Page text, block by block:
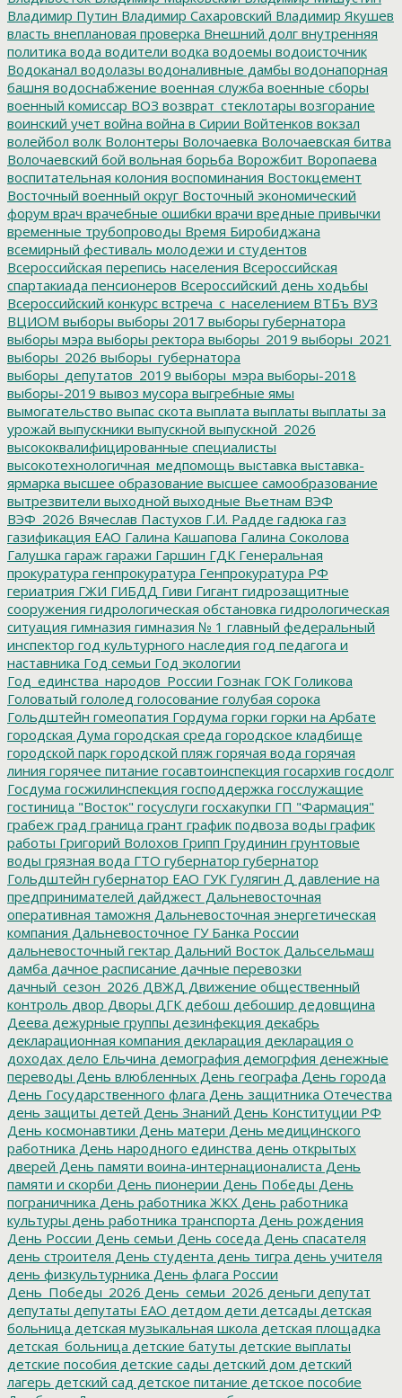
Владимир Путин Владимир Сахаровский Владимир Якушев
власть внеплановая проверка Внешний долг внутренняя
политика вода водители водка водоемы водоисточник
Водоканал водолазы водоналивные дамбы водонапорная
башня водоснабжение военная служба военные сборы
военный комиссар ВОЗ возврат_стеклотары возгорание
воинский учет война война в Сирии Войтенков вокзал
волейбол волк Волонтеры Волочаевка Волочаевская битва
Волочаевский бой вольная борьба Ворожбит Воропаева
воспитательная колония воспоминания Востокцемент
Восточный военный округ Восточный экономический
форум врач врачебные ошибки врачи вредные привычки
временные трубопроводы Время Биробиджана
всемирный фестиваль молодежи и студентов
Всероссийская перепись населения Всероссийская
спартакиада пенсионеров Всероссийский день ходьбы
Всероссийский конкурс встреча_с_населением ВТБъ ВУЗ
ВЦИОМ выборы выборы 2017 выборы губернатора
выборы мэра выборы ректора выборы_2019 выборы_2021
выборы_2026 выборы_губернатора
выборы_депутатов_2019 выборы_мэра выборы-2018
выборы-2019 вывоз мусора выгребные ямы
вымогательство выпас скота выплата выплаты выплаты за
урожай выпускники выпускной выпускной_2026
высококвалифицированные специалисты
высокотехнологичная_медпомощь выставка выставка-
ярмарка высшее образование высшее самообразование
вытрезвители выходной выходные Вьетнам ВЭФ
ВЭФ_2026 Вячеслав Пастухов Г.И. Радде гадюка газ
газификация ЕАО Галина Кашапова Галина Соколова
Галушка гараж гаражи Гаршин ГДК Генеральная
прокуратура генпрокуратура Генпрокуратура РФ
гериатрия ГЖИ ГИБДД Гиви Гигант гидрозащитные
сооружения гидрологическая обстановка гидрологическая
ситуация гимназия гимназия № 1 главный федеральный
инспектор год культурного наследия год педагога и
наставника Год семьи Год экологии
Год_единства_народов_России Гознак ГОК Голикова
Головатый гололед голосование голубая сорока
Гольдштейн гомеопатия Гордума горки горки на Арбате
городская Дума городская среда городское кладбище
городской парк городской пляж горячая вода горячая
линия горячее питание госавтоинспекция госархив госдолг
Госдума госжилинспекция господдержка госслужащие
гостиница "Восток" госуслуги госхакупки ГП "Фармация"
грабеж град граница грант график подвоза воды график
работы Григорий Волохов Грипп Грудинин грунтовые
воды грязная вода ГТО губернатор губернатор
Гольдштейн губернатор ЕАО ГУК Гулягин Д давление на
предпринимателей дайджест Дальневосточная
оперативная таможня Дальневосточная энергетическая
компания Дальневосточное ГУ Банка России
дальневосточный гектар Дальний Восток Дальсельмаш
дамба дачное расписание дачные перевозки
дачный_сезон_2026 ДВЖД Движение общественный
контроль двор Дворы ДГК дебош дебошир дедовщина
Деева дежурные группы дезинфекция декабрь
декларационная компания декларация декларация о
доходах дело Ельчина демография демогрфия денежные
переводы День влюбленных День географа День города
День Государственного флага День защитника Отечества
день защиты детей День Знаний День Конституции РФ
День космонавтики День матери День медицинского
работника День народного единства день открытых
дверей День памяти воина-интернационалиста День
памяти и скорби День пионерии День Победы День
пограничника День работника ЖКХ День работника
культуры день работника транспорта День рождения
День России День семьи День соседа День спасателя
день строителя День студента день тигра день учителя
день физкультурника День флага России
День_Победы_2026 День_семьи_2026 деньги депутат
депутаты депутаты ЕАО детдом дети детсады детская
больница детская музыкальная школа детская площадка
детская_больница детские батуты детские выплаты
детские пособия детские сады детский дом детский
лагерь детский сад детское питание детское пособие